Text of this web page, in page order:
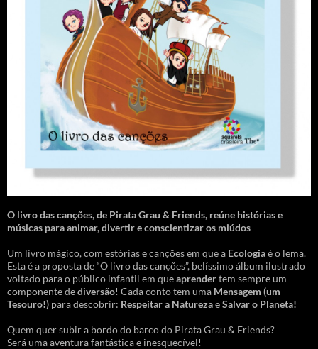
O livro das canções,de Pirata Grau & Friends, reúne histórias e
músicas para animar, divertir e conscientizar os miúdos
Um livro mágico, com estórias e canções em que a Ecologiaé o lema.
Esta é a proposta de “O livro das canções”, belíssimo álbum ilustrado
voltado para o público infantil em queaprendertem sempre um
componente dediversão! Cada conto tem uma Mensagem (um
Tesouro!) para descobrir: Respeitar a NaturezaeSalvar o Planeta!
Quem quer subir a bordo do barco do Pirata Grau & Friends?
Será uma aventura fantástica e inesquecível!